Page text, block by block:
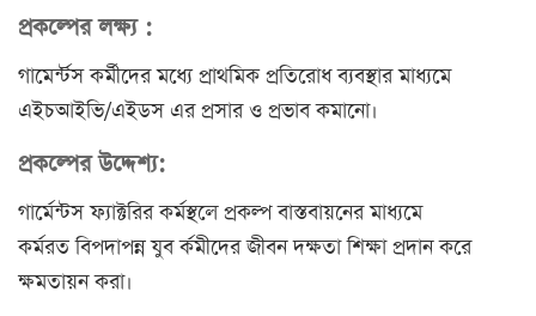
প্রকল্পের লক্ষ্য :
গামের্ন্টস কর্মীদের মধ্যে প্রাথমিক প্রতিরোধ ব্যবস্থার মাধ্যমে
এইচআইভি/এইডস এর প্রসার ও প্রভাব কমানো।
প্রকল্পের উদ্দেশ্য:
গার্মেন্টস ফ্যাক্টরির কর্মস্থলে প্রকল্প বাস্তবায়নের মাধ্যমে
কর্মরত বিপদাপন্ন যুব র্কমীদের জীবন দক্ষতা শিক্ষা প্রদান করে
ক্ষমতায়ন করা।